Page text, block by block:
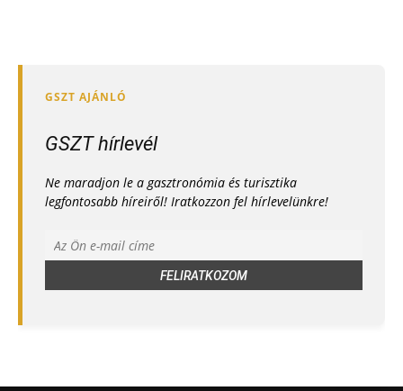
GSZT hírlevél
Ne maradjon le a gasztronómia és turisztika
legfontosabb híreiről! Iratkozzon fel hírlevelünkre!